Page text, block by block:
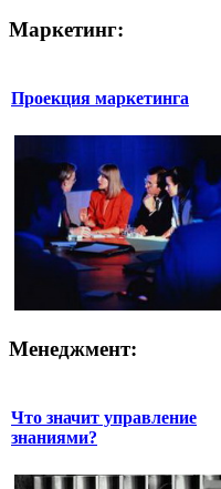
Маркетинг:
Проекция маркетинга
Менеджмент:
Что значит управление
знаниями?